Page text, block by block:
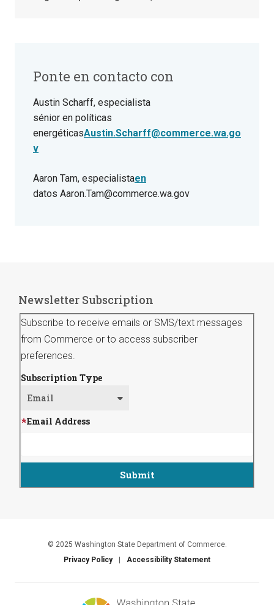
Ponte en contacto con
Austin Scharff, especialista
sénior en políticas
energéticasAustin.Scharff@commerce.wa.go
v
Aaron Tam, especialistaen
datos Aaron.Tam@commerce.wa.gov
Newsletter Subscription
Subscribe to receive emails or SMS/text messages
from Commerce or to access subscriber
preferences.
Subscription Type
Email Address
© 2025 Washington State Department of Commerce.
Privacy Policy
Accessibility Statement